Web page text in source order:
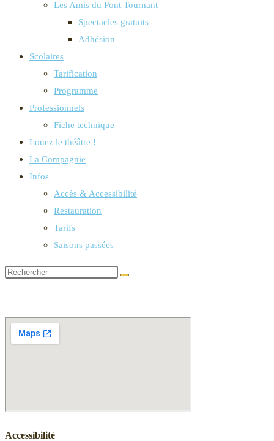
Les Amis du Pont Tournant
Spectacles gratuits
Adhésion
Scolaires
Tarification
Programme
Professionnels
Fiche technique
Louez le théâtre !
La Compagnie
Infos
Accès & Accessibilité
Restauration
Tarifs
Saisons passées
Accessibilité